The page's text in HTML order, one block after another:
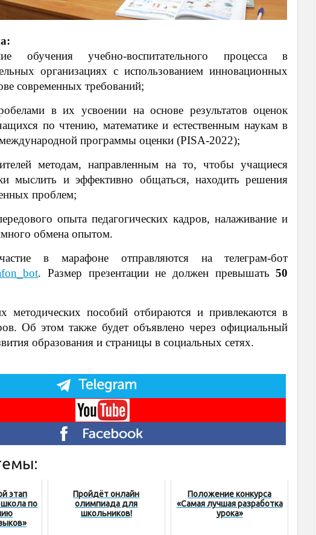
обучения учебно-воспитательного процесса в
организациях с использованием инновационных
современных требований;
в их усвоении на основе результатов оценок
по чтению, математике и естественным наукам в
программы оценки (PISA-2022);
методам, направленным на то, чтобы учащиеся
мыслить и эффективно общаться, находить решения
проблем;
опыта педагогических кадров, налаживание и
обмена опытом.
в марафоне отправляются на телеграм-бот
. Размер презентации не должен превышать50
методических пособий отбираются и привлекаются в
Об этом также будет объявлено через официальный
образования и страницы в социальных сетях.
этап
школа по
Пройдёт онлайн
олимпиада для
школьников!
Положение конкурса
«Самая лучшая разработка
урока»